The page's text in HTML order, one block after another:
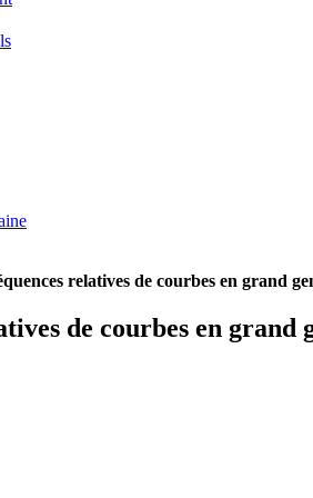
relatives de courbes en grand
de courbes en grand